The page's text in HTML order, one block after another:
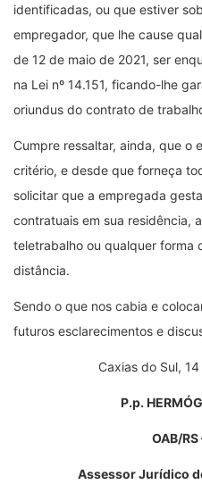
identificadas, ou que estiver
empregador, que lhe cause
de 12 de maio de 2021, ser
na Lei nº 14.151, ficando-lhe
oriundus do contrato de
Cumpre ressaltar, ainda, que o
critério, e desde que forneça
solicitar que a empregada
contratuais em sua residência,
teletrabalho ou qualquer forma
distância.
Sendo o que nos cabia e
futuros esclarecimentos e
Caxias do Sul,
P.p.
OAB/RS
Assessor Jurídico